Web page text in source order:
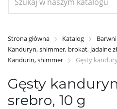
Strona główna Katalog
Kanduryn, shimmer, brokat, jadalne
Kandurin, shimmer
Gęsty
Gęsty
srebro, 10 g